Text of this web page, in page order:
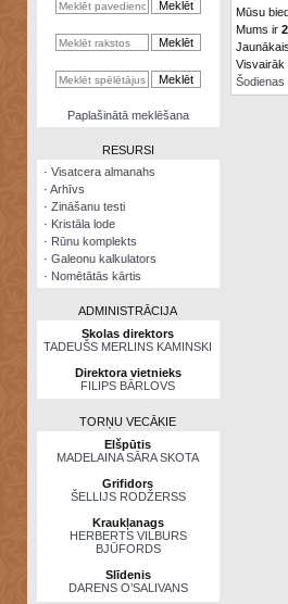
kalkulators
NomētātāsPaplašinātā meklēšana
RESURSI
· Visatcera almanahs
· Arhīvs
· Zināšanu testi
· Kristāla lode
· Rūnu komplekts
· Galeonu kalkulators
· Nomētātās kārtis
ADMINISTRĀCIJA
Skolas direktors
TADEUŠS MERLINS KAMINSKI
Direktora vietnieks
FILIPS BĀRLOVS
TORŅU VECĀKIE
Elšpūtis
MADELAINA SĀRA SKOTA
Grifidors
ŠELLIJS RODŽERSS
Kraukļanags
HERBERTS VILBURS
BJŪFORDS
Slīdenis
DARENS O’SALIVANS
Mūsu
Mums ir
Visvairāk
Šodienas